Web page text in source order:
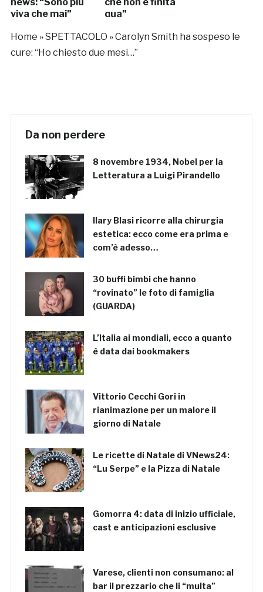
viva che mai”
qua”
Home »SPETTACOLO »Carolyn Smith ha sospeso le
cure: “Ho chiesto due mesi…”
Da non perdere
8 novembre 1934, Nobel per la
Letteratura a Luigi Pirandello
Ilary Blasi ricorre alla chirurgia
estetica: ecco come era prima e
com’è adesso…
30 buffi bimbi che hanno
“rovinato” le foto di famiglia
(GUARDA)
L’Italia ai mondiali, ecco a quanto
è data dai bookmakers
Vittorio Cecchi Gori in
rianimazione per un malore il
giorno di Natale
Le ricette di Natale di VNews24:
“Lu Serpe” e la Pizza di Natale
Gomorra 4: data di inizio ufficiale,
cast e anticipazioni esclusive
Varese, clienti non consumano: al
bar il prezzario che li “multa”